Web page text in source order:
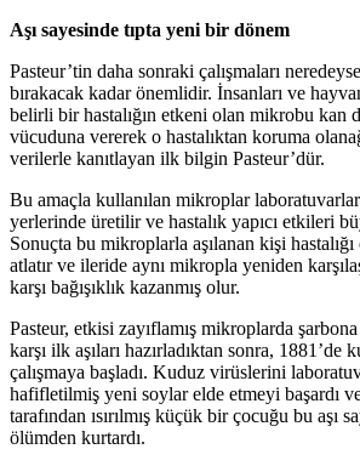
Aşı sayesinde tıpta yeni bir dönem
Pasteur’tin daha sonraki çalışmaları
bırakacak kadar önemlidir. İnsanları ve
belirli bir hastalığın etkeni olan mikrobu kan
vücuduna vererek o hastalıktan koruma
verilerle kanıtlayan ilk bilgin Pasteur’dür.
Bu amaçla kullanılan mikroplar
yerlerinde üretilir ve hastalık yapıcı etkileri
Sonuçta bu mikroplarla aşılanan kişi
atlatır ve ileride aynı mikropla yeniden
karşı bağışıklık kazanmış olur.
Pasteur, etkisi zayıflamış mikroplarda
karşı ilk aşıları hazırladıktan sonra, 1881’de
çalışmaya başladı. Kuduz virüslerini
hafifletilmiş yeni soylar elde etmeyi başardı
tarafından ısırılmış küçük bir çocuğu bu aşı
ölümden kurtardı.